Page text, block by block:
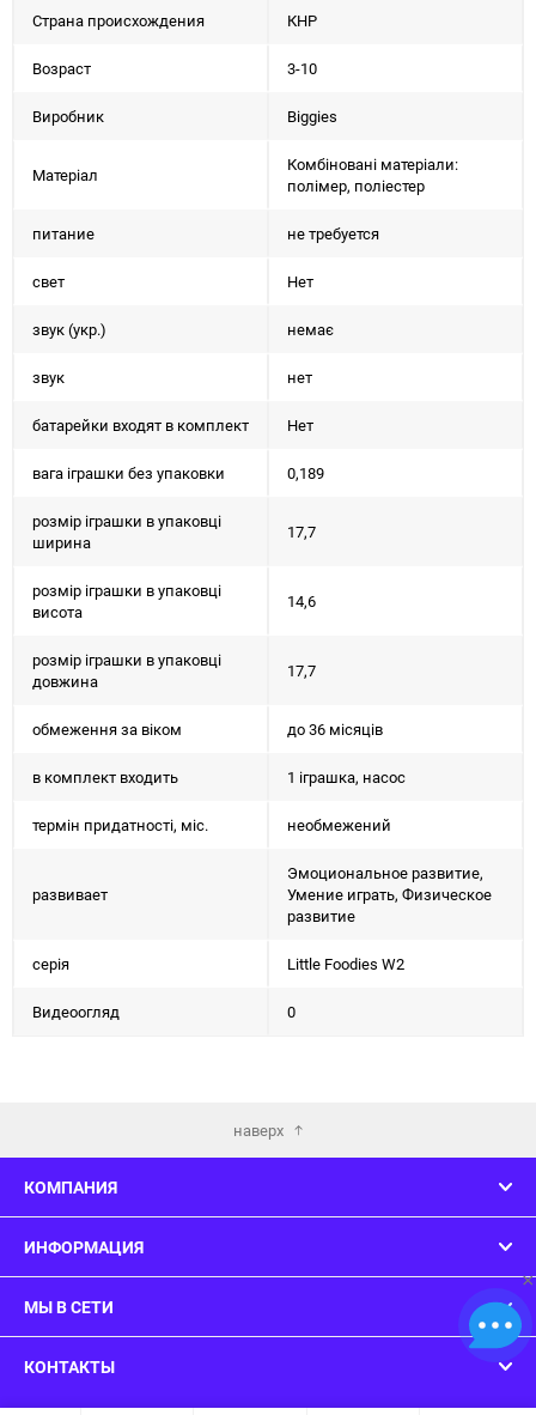
Страна происхождения КНР
Возраст 3-10
Виробник Biggies
Матеріал
Комбіновані матеріали:
полімер, поліестер
питание не требуется
свет Нет
звук (укр.) немає
звук нет
батарейки входят в комплект Нет
вага іграшки без упаковки 0,189
розмір іграшки в упаковці
ширина
17,7
розмір іграшки в упаковці
висота
14,6
розмір іграшки в упаковці
довжина
17,7
обмеження за віком до 36 місяців
в комплект входить 1 іграшка, насос
термін придатності, міс. необмежений
развивает
Эмоциональное развитие,
Умение играть, Физическое
развитие
серія Little Foodies W2
Видеоогляд 0
наверх
КОМПАНИЯ
ИНФОРМАЦИЯ
МЫ В СЕТИ
КОНТАКТЫ
×